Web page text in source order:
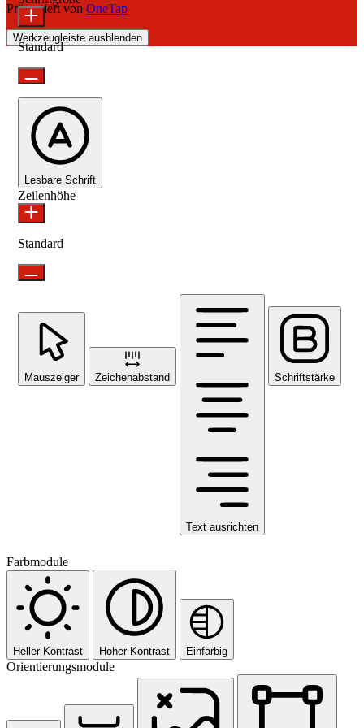
Präsentiert von OneTap
Werkzeugleiste ausblenden
Standard
Lesbare Schrift
Zeilenhöhe
Standard
Mauszeiger Zeichenabstand
Text ausrichten
Schriftstärke
Farbmodule
Heller Kontrast Hoher Kontrast Einfarbig
Orientierungsmodule